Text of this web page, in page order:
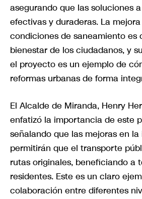
asegurando que las soluciones
efectivas y duraderas. La
condiciones de saneamiento es
bienestar de los ciudadanos, y
el proyecto es un ejemplo de
reformas urbanas de forma
El Alcalde de Miranda, Henry
enfatizó la importancia de este
señalando que las mejoras en
permitirán que el transporte
rutas originales, beneficiando a
residentes. Este es un claro
colaboración entre diferentes